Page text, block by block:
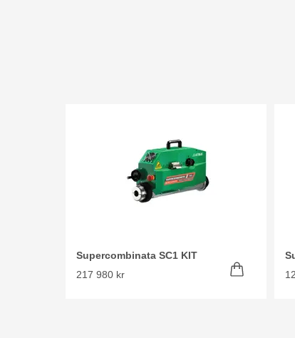
Supercombinata SC1 KIT
217 980 kr